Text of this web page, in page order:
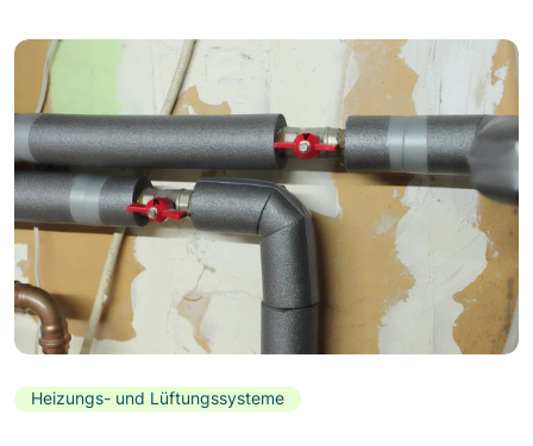
Heizungs- und Lüftungssysteme